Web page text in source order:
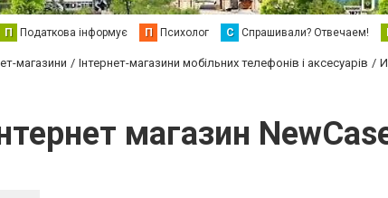
П Податкова інформує П Психолог С Спрашивали? Отвечаем!
магазини Інтернет-магазини мобільних телефонів і аксесуарів
магазин